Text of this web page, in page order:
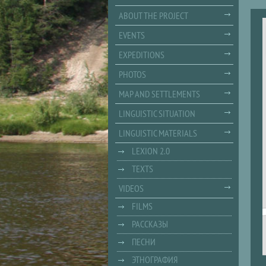
ABOUT THE PROJECT
EVENTS
EXPEDITIONS
PHOTOS
MAP AND SETTLEMENTS
LINGUISTIC SITUATION
LINGUISTIC MATERIALS
LEXION 2.0
TEXTS
VIDEOS
FILMS
РАССКАЗЫ
ПЕСНИ
ЭТНОГРАФИЯ